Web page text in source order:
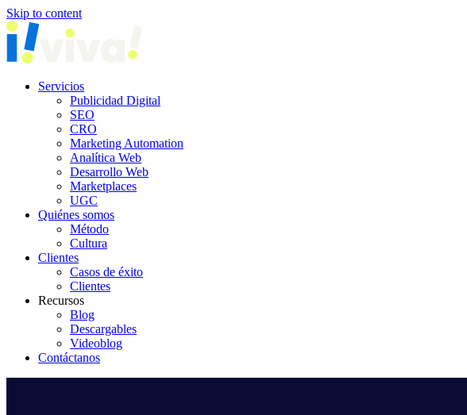
Skip to content
Servicios
Publicidad Digital
SEO
CRO
Marketing Automation
Analítica Web
Desarrollo Web
Marketplaces
UGC
Quiénes somos
Método
Cultura
Clientes
Casos de éxito
Clientes
Recursos
Blog
Descargables
Videoblog
Contáctanos